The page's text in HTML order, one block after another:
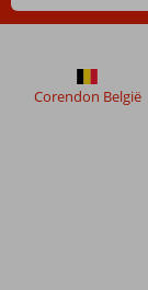
Corendon België